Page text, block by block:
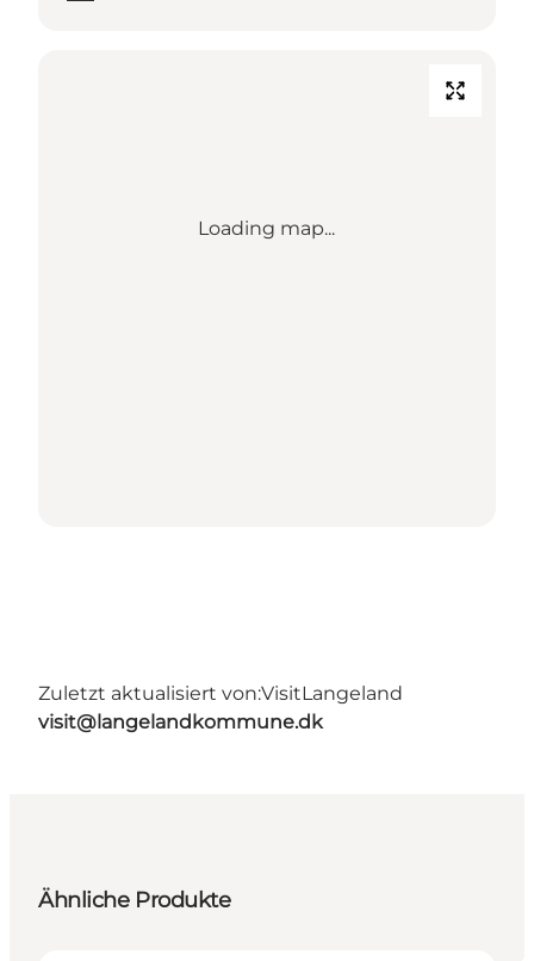
Loading map...
Zuletzt aktualisiert von:VisitLangeland
visit@langelandkommune.dk
Ähnliche Produkte